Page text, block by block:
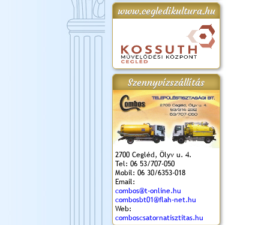
www.cegledikultura.hu
Szennyvízszállítás
2700 Cegléd, Ölyv u. 4.
Tel: 06 53/707-050
Mobil: 06 30/6353-018
Email:
combos@t-online.hu
combosbt01@flah-net.hu
Web:
comboscsatornatisztitas.hu
Városnapok 2018.
Kossuth Toborzó
Ünnepély
Szent István Ünnepe
(2017. 08. 20.)